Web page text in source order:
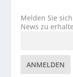
Melden Sie
News zu
ANMELDEN